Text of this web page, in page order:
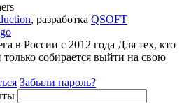
, разработка QSOFT
в России с 2012 года Для тех, кто
собирается выйти на свою
Забыли пароль?